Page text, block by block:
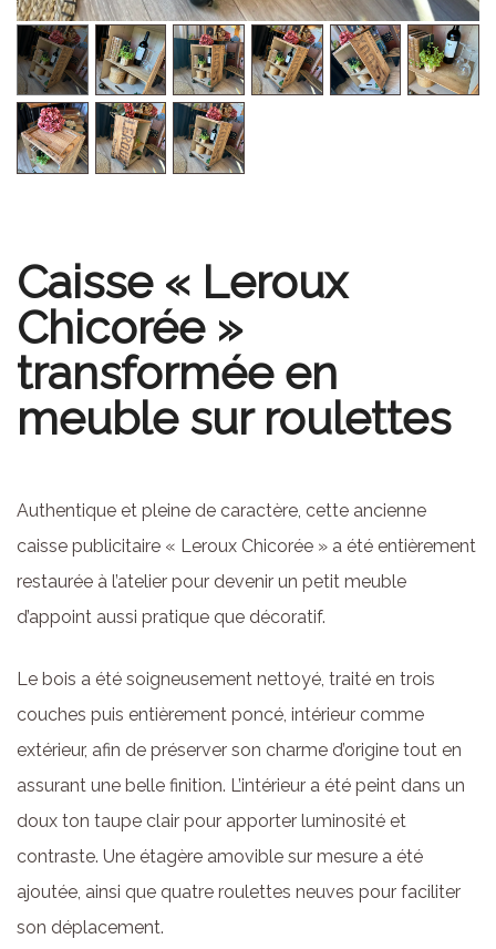
Caisse « Leroux
Chicorée »
transformée en
meuble sur roulettes
Authentique et pleine de caractère, cette ancienne
caisse publicitaire « Leroux Chicorée » a été entièrement
restaurée à l’atelier pour devenir un petit meuble
d’appoint aussi pratique que décoratif.
Le bois a été soigneusement nettoyé, traité en trois
couches puis entièrement poncé, intérieur comme
extérieur, afin de préserver son charme d’origine tout en
assurant une belle finition. L’intérieur a été peint dans un
doux ton taupe clair pour apporter luminosité et
contraste. Une étagère amovible sur mesure a été
ajoutée, ainsi que quatre roulettes neuves pour faciliter
son déplacement.